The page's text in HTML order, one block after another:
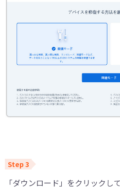
「ダウンロード」をクリックし